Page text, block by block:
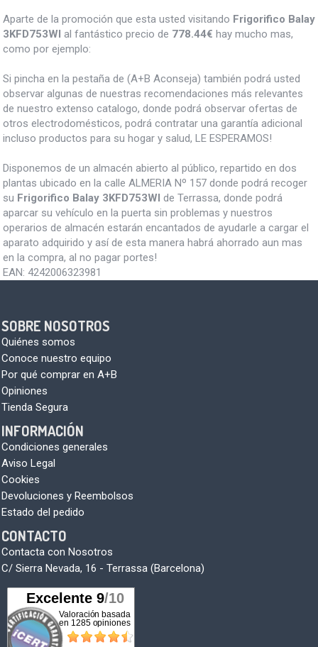
Aparte de la promoción que esta usted visitando Frigorifico Balay
3KFD753WI al fantástico precio de 778.44€ hay mucho mas,
como por ejemplo:
Si pincha en la pestaña de (A+B Aconseja) también podrá usted
observar algunas de nuestras recomendaciones más relevantes
de nuestro extenso catalogo, donde podrá observar ofertas de
otros electrodomésticos, podrá contratar una garantía adicional
incluso productos para su hogar y salud, LE ESPERAMOS!
Disponemos de un almacén abierto al público, repartido en dos
plantas ubicado en la calle ALMERIA Nº 157 donde podrá recoger
su Frigorifico Balay 3KFD753WI de Terrassa, donde podrá
aparcar su vehículo en la puerta sin problemas y nuestros
operarios de almacén estarán encantados de ayudarle a cargar el
aparato adquirido y así de esta manera habrá ahorrado aun mas
en la compra, al no pagar portes!
EAN: 4242006323981
SOBRE NOSOTROS
Quiénes somos
Conoce nuestro equipo
Por qué comprar en A+B
Opiniones
Tienda Segura
INFORMACIÓN
Condiciones generales
Aviso Legal
Cookies
Devoluciones y Reembolsos
Estado del pedido
CONTACTO
Contacta con Nosotros
C/ Sierra Nevada, 16 - Terrassa (Barcelona)